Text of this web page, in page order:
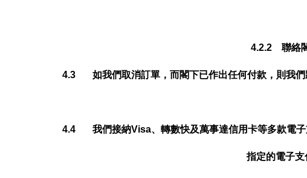
4.2.2 聯絡閣
4.3 如我們取消訂單，而閣下已作出任何付款，則我們
4.4 我們接納Visa、轉數快及萬事達信用卡等多款電子
指定的電子支